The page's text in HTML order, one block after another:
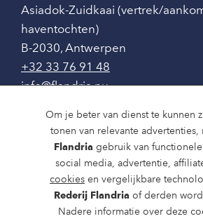
Om je beter van dienst te kunnen
tonen van relevante advertenties,
Flandria gebruik van
social media, advertentie,
cookies en vergelijkbare
Rederij Flandria of derden
Nadere informatie over deze
Asiadok-Zuidkaai (vertrek/
haventochten)
B-2030, Antwerpen
+32 33 76 91 48
info@flandria.nu
Contact
Vaaragenda
Rondvaarten en dagtochten
Nieuws